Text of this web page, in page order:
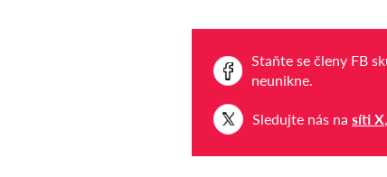
Staňte se členy FB
neunikne.
Sledujte nás nasíti X